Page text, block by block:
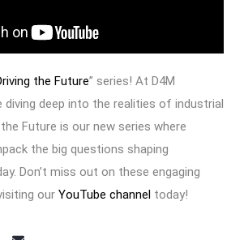
the Future” series! At D4M
diving deep into the realities of industrial
Future is our new series where
the big questions shaping
Don’t miss out on these engaging
our YouTube channel today!